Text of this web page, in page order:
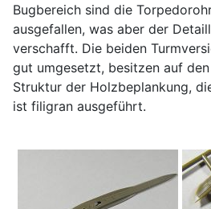
Bugbereich sind die
ausgefallen, was aber der
verschafft. Die beiden
gut umgesetzt, besitzen auf
Struktur der Holzbeplankung,
ist filigran ausgeführt.